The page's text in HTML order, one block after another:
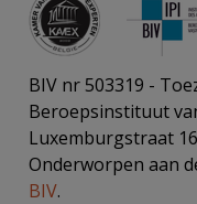
BIV nr 503319 -
Beroepsinstituut
Luxemburgstraat
Onderworpen aan
BIV.